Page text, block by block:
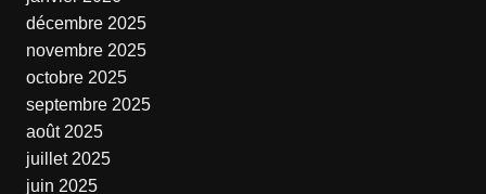
décembre 2025
novembre 2025
octobre 2025
septembre 2025
août 2025
juillet 2025
juin 2025